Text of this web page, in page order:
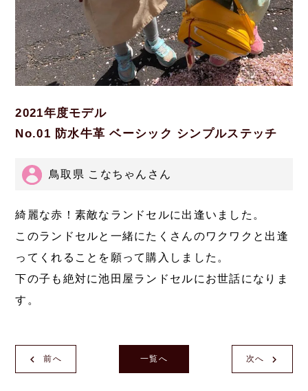
2021年度モデル
No.01 防水牛革 ベーシック シンプルステッチ
鳥取県 こなちゃんさん
綺麗な赤！素敵なランドセルに出逢いました。
このランドセルと一緒にたくさんのワクワクと出逢
ってくれることを願って購入しました。
下の子も絶対に池田屋ランドセルにお世話になりま
す。
前へ 次へ
一覧へ